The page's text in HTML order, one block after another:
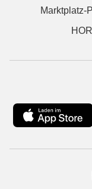
Marktplatz-